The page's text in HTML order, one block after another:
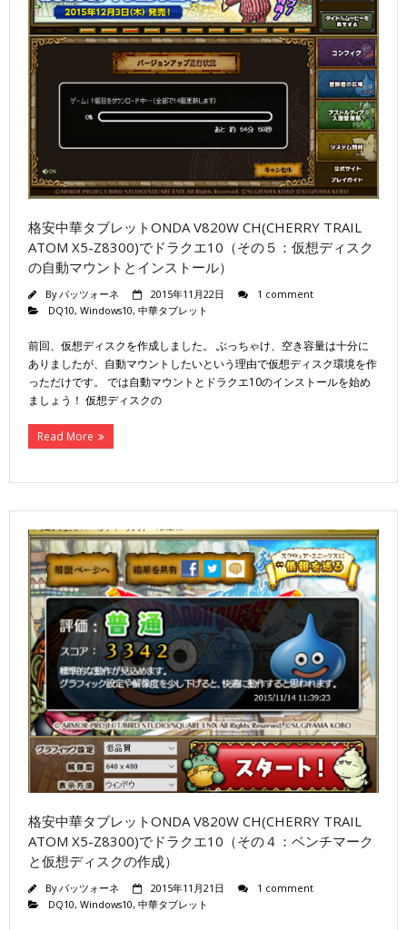
格安中華タブレットONDA V820W CH(CHERRY TRAIL
ATOM X5-Z8300)でドラクエ10（その５：仮想ディスク
の自動マウントとインストール）
Byバッツォーネ 2015年11月22日
1 comment
DQ10, Windows10, 中華タブレット
前回、仮想ディスクを作成しました。 ぶっちゃけ、空き容量は十分に
ありましたが、自動マウントしたいという理由で仮想ディスク環境を作
っただけです。 では自動マウントとドラクエ10のインストールを始め
ましょう！ 仮想ディスクの
Read More
格安中華タブレットONDA V820W CH(CHERRY TRAIL
ATOM X5-Z8300)でドラクエ10（その４：ベンチマーク
と仮想ディスクの作成）
Byバッツォーネ 2015年11月21日
1 comment
DQ10, Windows10, 中華タブレット